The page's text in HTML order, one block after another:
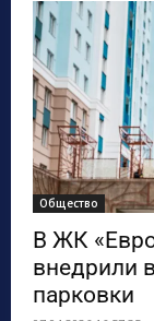
Общество
В ЖК
внедрили
парковки